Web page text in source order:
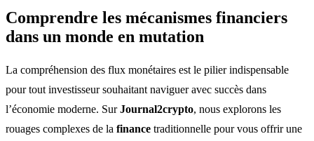
Comprendre les mécanismes financiers
dans un monde en mutation
La compréhension des flux monétaires est le pilier indispensable
pour tout investisseur souhaitant naviguer avec succès dans
l’économie moderne. SurJournal2crypto, nous explorons les
rouages complexes de la finance traditionnelle pour vous offrir une